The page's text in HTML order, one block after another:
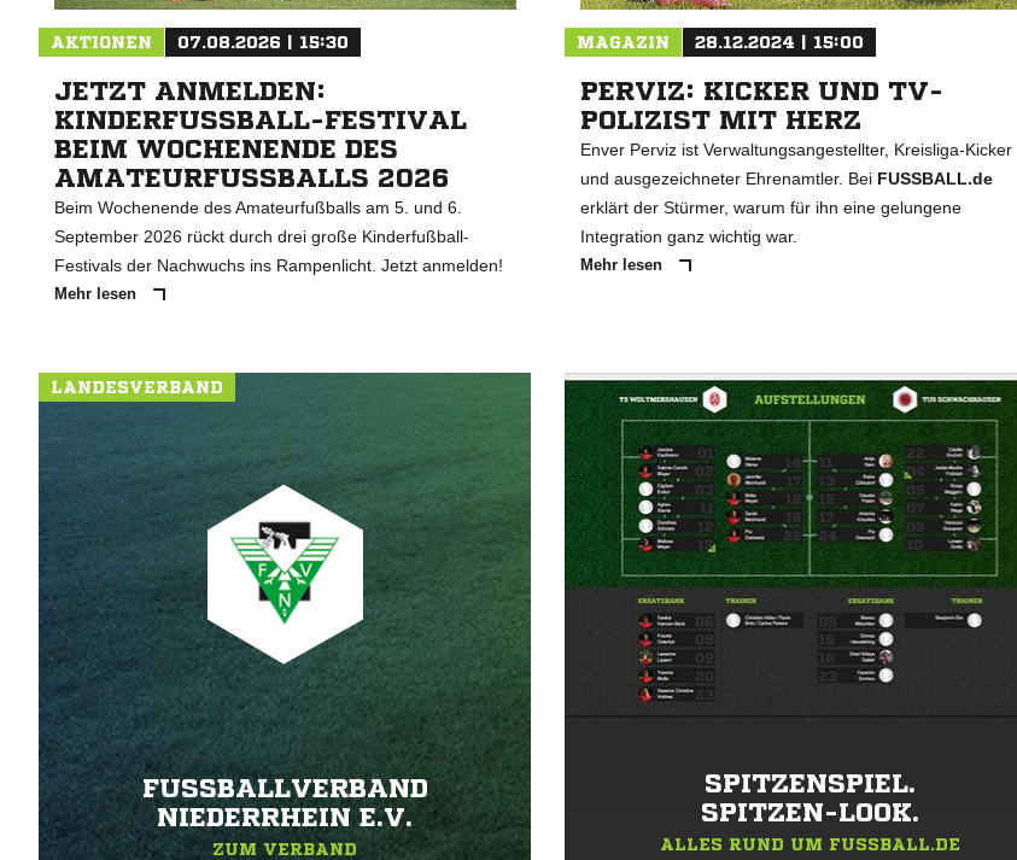
AKTIONEN 07.08.2026 | 15:30
JETZT ANMELDEN:
KINDERFUSSBALL-FESTIVAL B
EIM WOCHENENDE DES A
MATEURFUSSBALLS 2026
Beim Wochenende des Amateurfußballs am 5. und 6.
September 2026 rückt durch drei große Kinderfußball-
Festivals der Nachwuchs ins Rampenlicht. Jetzt anmelden!
Mehr lesen
MAGAZIN 28.12.2024 | 15:00
PERVIZ: KICKER UND TV-
POLIZIST MIT HERZ
Enver Perviz ist Verwaltungsangestellter, Kreisliga-Kicker
und ausgezeichneter Ehrenamtler. Bei FUSSBALL.de
erklärt der Stürmer, warum für ihn eine gelungene
Integration ganz wichtig war.
Mehr lesen
LANDESVERBAND
FUSSBALLVERBAND N
IEDERRHEIN E.V.
ZUM VERBAND
SPITZENSPIEL.
SPITZEN-LOOK.
ALLES RUND UM FUSSBALL.DE